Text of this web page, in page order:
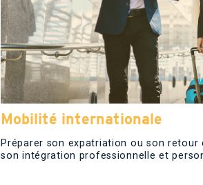
Mobilité internationale
Préparer son expatriation ou son
son intégration professionnelle et